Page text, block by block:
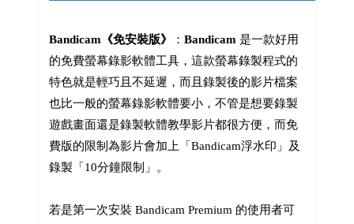
Bandicam《免安裝版》 ： Bandicam 是一款好用
的免費螢幕錄影軟體工具，這款螢幕錄製程式的
特色就是輕巧且不延遲，而且錄製後的影片檔案
也比一般的螢幕錄影軟體要小，不管是想要錄製
遊戲畫面還是錄製軟體教學影片都很方便，而免
費版的限制為影片會加上「Bandicam浮水印」及
錄製「10分鐘限制」。
若是第一次安裝 Bandicam Premium 的使用者可